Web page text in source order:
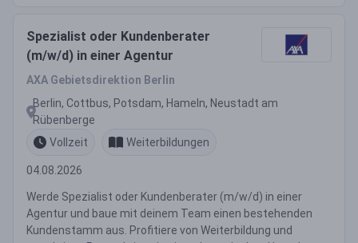
Spezialist oder Kundenberater
(m/w/d) in einer Agentur
AXA Gebietsdirektion Berlin
Berlin, Cottbus, Potsdam, Hameln, Neustadt am
Rübenberge
Vollzeit
Weiterbildungen
04.08.2026
Werde Spezialist oder Kundenberater (m/w/d) in einer
Agentur und baue mit deinem Team einen bestehenden
Kundenstamm aus. Profitiere von Weiterbildung und